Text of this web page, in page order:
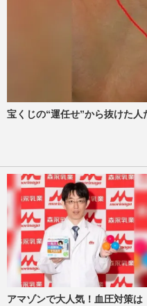
血管の名
「美肌や
分で始め
週刊女性2026
【中高年
宝くじの“運任せ”から抜けた人
アマゾンで大人気！血圧対策は